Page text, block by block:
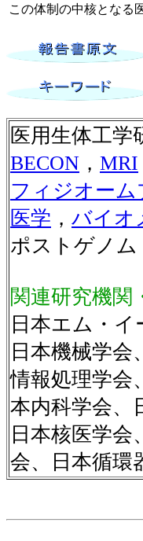
この体制の中核とな
医用生体工学
BECON ， MRI
フィジオーム
医学 ， バイオ
ポストゲノム
関連研究機関
日本エム・
日本機械学
情報処理学会
本内科学会、
日本核医学
会、日本循環